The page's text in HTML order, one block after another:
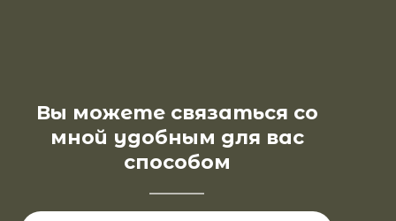
Вы можете связаться со
мной удобным для вас
способом